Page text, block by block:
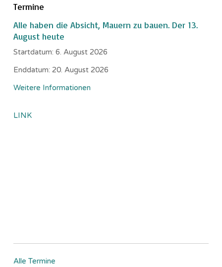
Termine
Alle haben die Absicht, Mauern zu bauen. Der 13.
August heute
Startdatum: 6. August 2026
Enddatum: 20. August 2026
Weitere Informationen
LINK
Alle Termine